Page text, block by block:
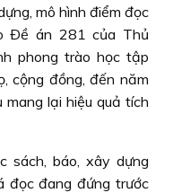
mô hình điểm đọc
Ðề án 281 của Thủ
phong trào học tập
cộng đồng, đến năm
lại hiệu quả tích
sách, báo, xây dựng
đọc đang đứng trước